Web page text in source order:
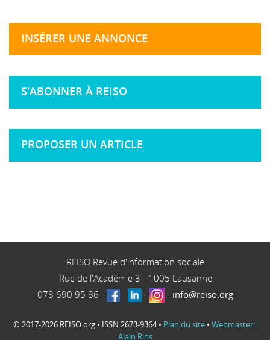
INSÉRER UNE ANNONCE
S'ABONNER À REISO
PROPOSER UN ARTICLE
REISO Revue d'information sociale
Rue de l'Académie 3 - 1005 Lausanne
078 690 95 86 - - - - info@reiso.org
© 2017-2026 REISO.org • ISSN 2673-9364 • Plan du site • Webmaster :
Alain Rihs